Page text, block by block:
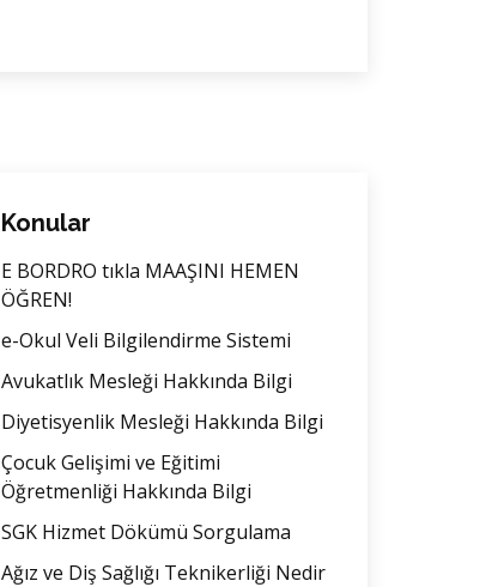
Konular
E BORDRO tıkla MAAŞINI HEMEN
ÖĞREN!
e-Okul Veli Bilgilendirme Sistemi
Avukatlık Mesleği Hakkında Bilgi
Diyetisyenlik Mesleği Hakkında Bilgi
Çocuk Gelişimi ve Eğitimi
Öğretmenliği Hakkında Bilgi
SGK Hizmet Dökümü Sorgulama
Ağız ve Diş Sağlığı Teknikerliği Nedir